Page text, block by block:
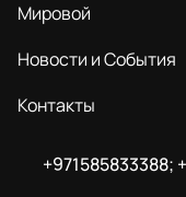
Мировой
Новости и События
Контакты
+971585833388;